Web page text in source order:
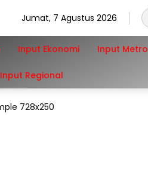
Jumat, 7 Agustus 2026
Input Ekonomi Input Metro
Input Regional